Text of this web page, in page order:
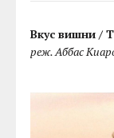
Вкус вишни /
реж. Аббас